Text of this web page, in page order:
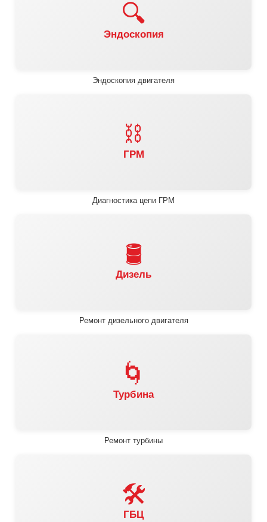
🔍
Эндоскопия
Эндоскопия двигателя
⛓️
ГРМ
Диагностика цепи ГРМ
🛢️
Дизель
Ремонт дизельного двигателя
🌀
Турбина
Ремонт турбины
🛠️
ГБЦ